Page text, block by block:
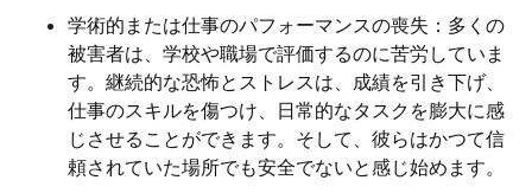
学術的または仕事のパフォーマンスの喪失：多くの
被害者は、学校や職場で評価するのに苦労していま
す。継続的な恐怖とストレスは、成績を引き下げ、
仕事のスキルを傷つけ、日常的なタスクを膨大に感
じさせることができます。そして、彼らはかつて信
頼されていた場所でも安全でないと感じ始めます。